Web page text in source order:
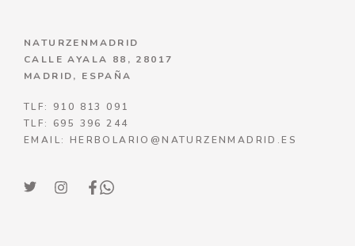
NATURZENMADRID
CALLE AYALA 88, 28017
MADRID, ESPAÑA
TLF: 910 813 091
TLF: 695 396 244
EMAIL: HERBOLARIO@NATURZENMADRID.ES